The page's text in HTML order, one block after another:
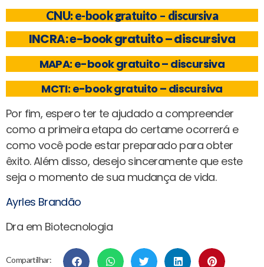
CNU: e-book gratuito – discursiva
INCRA: e-book gratuito – discursiva
MAPA: e-book gratuito – discursiva
MCTI: e-book gratuito – discursiva
Por fim, espero ter te ajudado a compreender
como a primeira etapa do certame ocorrerá e
como você pode estar preparado para obter
êxito. Além disso, desejo sinceramente que este
seja o momento de sua mudança de vida.
Ayrles Brandão
Dra em Biotecnologia
Compartilhar: